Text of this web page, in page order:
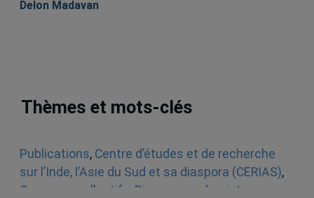
Delon Madavan
Thèmes et mots-clés
Publications, Centre d’études et de recherche
sur l’Inde, l’Asie du Sud et sa diaspora (CERIAS),
Ouvrages collectifs
Diaspora sud-asiatique au